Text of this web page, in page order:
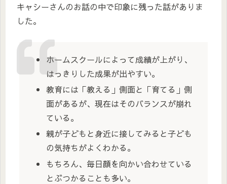
キャシーさんのお話の中で印象に残った話がありま
した。
ホームスクールによって成績が上がり、
はっきりした成果が出やすい。
教育には「教える」側面と「育てる」側
面があるが、現在はそのバランスが崩れ
ている。
親が子どもと身近に接してみると子ども
の気持ちがよくわかる。
もちろん、毎日顔を向かい合わせている
とぶつかることも多い。